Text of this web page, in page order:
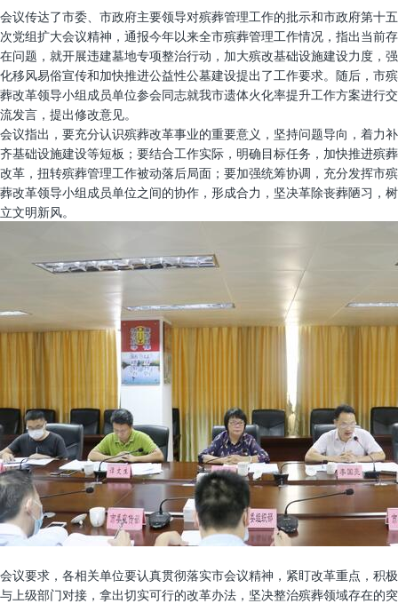
会议传达了市委、市政府主要领导对殡葬管理工作的批示和市政府第十五
次党组扩大会议精神，通报今年以来全市殡葬管理工作情况，指出当前存
在问题，就开展违建墓地专项整治行动，加大殡改基础设施建设力度，强
化移风易俗宣传和加快推进公益性公墓建设提出了工作要求。随后，市殡
葬改革领导小组成员单位参会同志就我市遗体火化率提升工作方案进行交
流发言，提出修改意见。
会议指出，要充分认识殡葬改革事业的重要意义，坚持问题导向，着力补
齐基础设施建设等短板；要结合工作实际，明确目标任务，加快推进殡葬
改革，扭转殡葬管理工作被动落后局面；要加强统筹协调，充分发挥市殡
葬改革领导小组成员单位之间的协作，形成合力，坚决革除丧葬陋习，树
立文明新风。
会议要求，各相关单位要认真贯彻落实市会议精神，紧盯改革重点，积极
与上级部门对接，拿出切实可行的改革办法，坚决整治殡葬领域存在的突